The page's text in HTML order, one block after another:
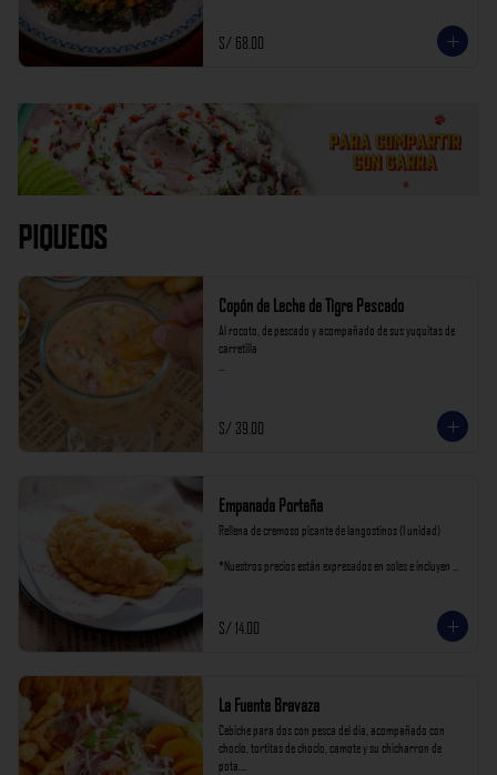
S/ 68.00
Piqueos
Copón de Leche de Tigre Pescado
Al rocoto, de pescado y acompañado de sus yuquitas de
carretilla
S/ 39.00
Empanada Porteña
Rellena de cremoso picante de langostinos (1 unidad)
*Nuestros precios están expresados en soles e incluyen
S/ 14.00
La Fuente Bravaza
Cebiche para dos con pesca del dia, acompañado con
choclo, tortitas de choclo, camote y su chicharron de
pota.